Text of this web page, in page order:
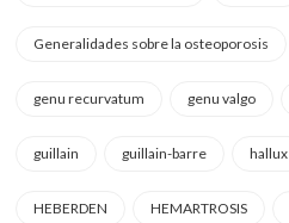
Generalidades sobre la osteoporosis
genu recurvatum genu valgo
guillain guillain-barre hallux
HEBERDEN HEMARTROSIS